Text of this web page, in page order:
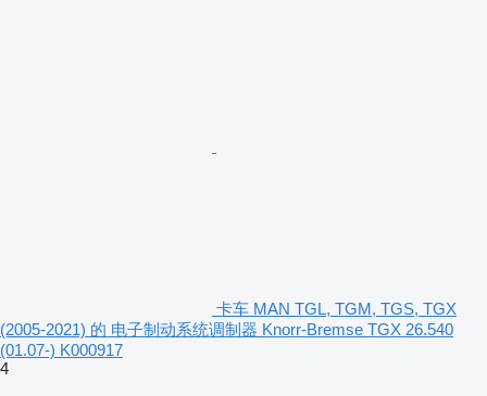
卡车 MAN TGL, TGM, TGS, TGX
(2005-2021) 的 电子制动系统调制器 Knorr-Bremse TGX 26.540
(01.07-) K000917
4